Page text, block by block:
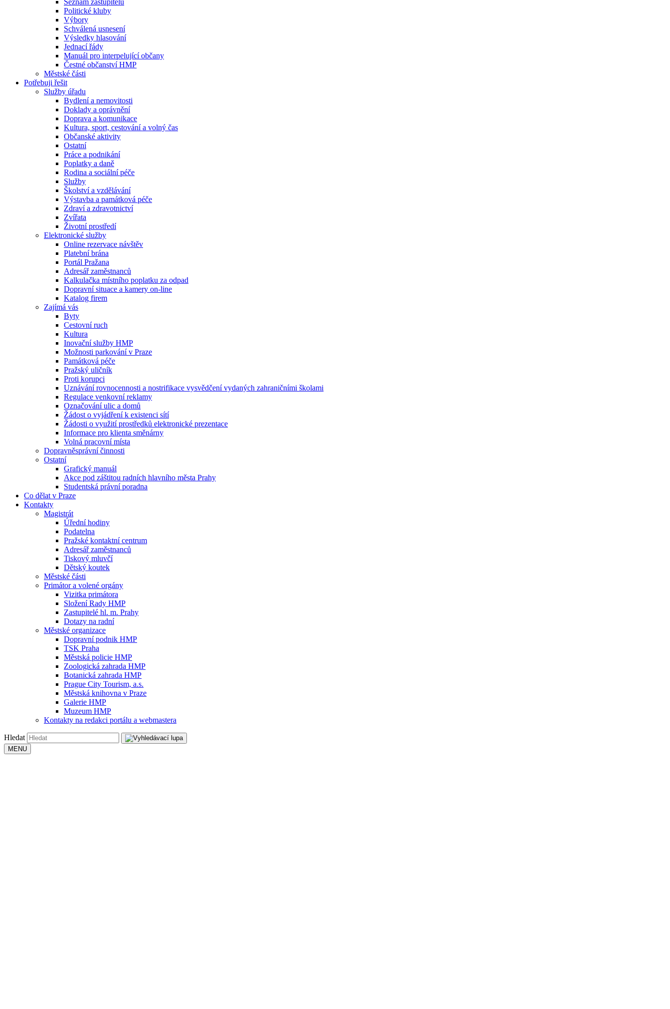
Seznam zastupitelů
Politické kluby
Výbory
Schválená usnesení
Výsledky hlasování
Jednací řády
Manuál pro interpelující občany
Čestné občanství HMP
Městské části
Potřebuji řešit
Služby úřadu
Bydlení a nemovitosti
Doklady a oprávnění
Doprava a komunikace
Kultura, sport, cestování a volný čas
Občanské aktivity
Ostatní
Práce a podnikání
Poplatky a daně
Rodina a sociální péče
Služby
Školství a vzdělávání
Výstavba a památková péče
Zdraví a zdravotnictví
Zvířata
Životní prostředí
Elektronické služby
Online rezervace návštěv
Platební brána
Portál Pražana
Adresář zaměstnanců
Kalkulačka místního poplatku za odpad
Dopravní situace a kamery on-line
Katalog firem
Zajímá vás
Byty
Cestovní ruch
Kultura
Inovační služby HMP
Možnosti parkování v Praze
Památková péče
Pražský uličník
Proti korupci
Uznávání rovnocennosti a nostrifikace vysvědčení vydaných zahraničními školami
Regulace venkovní reklamy
Označování ulic a domů
Žádost o vyjádření k existenci sítí
Žádosti o využití prostředků elektronické prezentace
Informace pro klienta směnárny
Volná pracovní místa
Dopravněsprávní činnosti
Ostatní
Grafický manuál
Akce pod záštitou radních hlavního města Prahy
Studentská právní poradna
Co dělat v Praze
Kontakty
Magistrát
Úřední hodiny
Podatelna
Pražské kontaktní centrum
Adresář zaměstnanců
Tiskový mluvčí
Dětský koutek
Městské části
Primátor a volené orgány
Vizitka primátora
Složení Rady HMP
Zastupitelé hl. m. Prahy
Dotazy na radní
Městské organizace
Dopravní podnik HMP
TSK Praha
Městská policie HMP
Zoologická zahrada HMP
Botanická zahrada HMP
Prague City Tourism, a.s.
Městská knihovna v Praze
Galerie HMP
Muzeum HMP
Kontakty na redakci portálu a webmastera
Hledat
MENU